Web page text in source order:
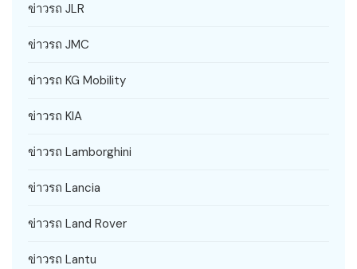
ข่าวรถ JLR
ข่าวรถ JMC
ข่าวรถ KG Mobility
ข่าวรถ KIA
ข่าวรถ Lamborghini
ข่าวรถ Lancia
ข่าวรถ Land Rover
ข่าวรถ Lantu